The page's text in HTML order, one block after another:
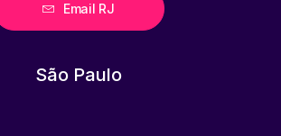
Email RJ
São Paulo